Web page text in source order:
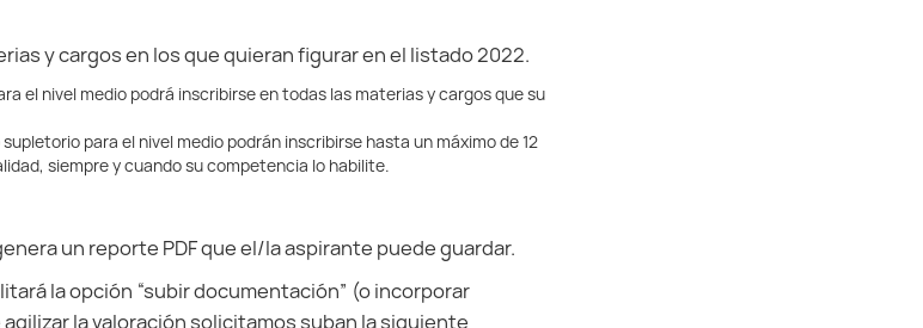
y cargos en los que quieran figurar en el listado 2022.
el nivel medio podrá inscribirse en todas las materias y cargos que su
para el nivel medio podrán inscribirse hasta un máximo de 12
siempre y cuando su competencia lo habilite.
un reporte PDF que el/la aspirante puede guardar.
la opción “subir documentación” (o incorporar
la valoración solicitamos suban la siguiente